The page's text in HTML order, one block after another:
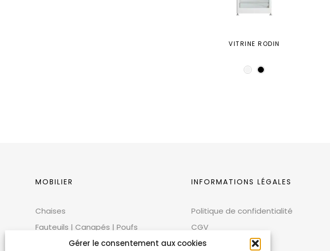
Gérer le consentement aux cookies
VITRINE RODIN
MOBILIER
Chaises
Fauteuils | Canapés | Poufs
Mobilier extérieur
INFORMATIONS LÉGALES
Politique de confidentialité
CGV
CGU